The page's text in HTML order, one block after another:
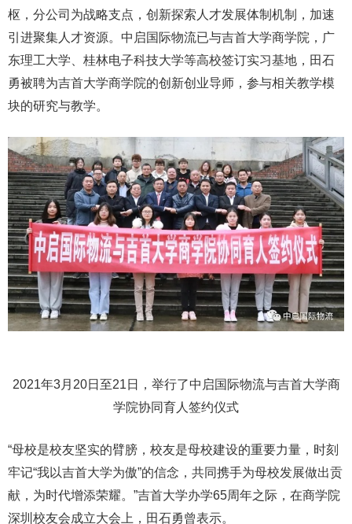
枢，分公司为战略支点，创新探索人才发展体制机制，加速
引进聚集人才资源。中启国际物流已与吉首大学商学院，广
东理工大学、桂林电子科技大学等高校签订实习基地，田石
勇被聘为吉首大学商学院的创新创业导师，参与相关教学模
块的研究与教学。
2021年3月20日至21日，举行了中启国际物流与吉首大学商
学院协同育人签约仪式
“母校是校友坚实的臂膀，校友是母校建设的重要力量，时刻
牢记“我以吉首大学为傲”的信念，共同携手为母校发展做出贡
献，为时代增添荣耀。”吉首大学办学65周年之际，在商学院
深圳校友会成立大会上，田石勇曾表示。